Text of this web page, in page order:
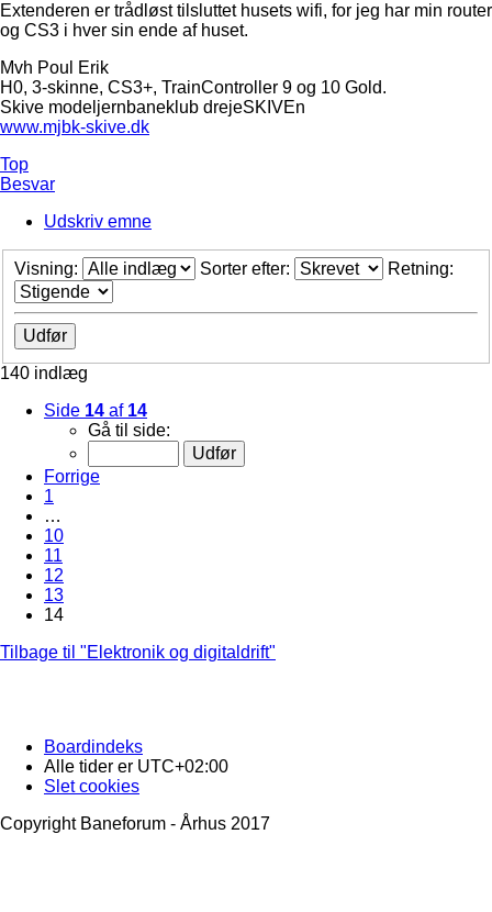
Extenderen er trådløst tilsluttet husets wifi, for jeg har min router
og CS3 i hver sin ende af huset.
Mvh Poul Erik
H0, 3-skinne, CS3+, TrainController 9 og 10 Gold.
Skive modeljernbaneklub drejeSKIVEn
www.mjbk-skive.dk
Top
Besvar
Udskriv emne
Visning: Sorter efter: Retning:
140 indlæg
Side 14 af 14
Gå til side:
Forrige
1
…
10
11
12
13
14
Tilbage til "Elektronik og digitaldrift"
Boardindeks
Alle tider er UTC+02:00
Slet cookies
Copyright Baneforum - Århus 2017